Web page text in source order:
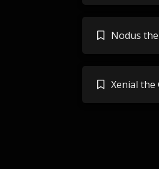
Nodus
Xenial the